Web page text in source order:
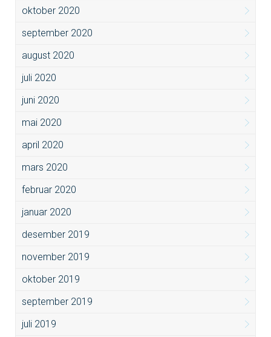
oktober 2020
september 2020
august 2020
juli 2020
juni 2020
mai 2020
april 2020
mars 2020
februar 2020
januar 2020
desember 2019
november 2019
oktober 2019
september 2019
juli 2019